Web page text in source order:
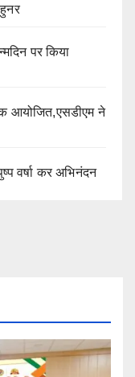
पर किया
आयोजित,एसडीएम ने
वर्षा कर अभिनंदन